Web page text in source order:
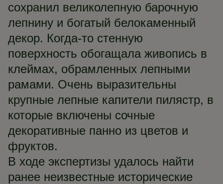
сохранил великолепную барочную
лепнину и богатый белокаменный
декор. Когда-то стенную
поверхность обогащала живопись в
клеймах, обрамленных лепными
рамами. Очень выразительны
крупные лепные капители пилястр, в
которые включены сочные
декоративные панно из цветов и
фруктов.
В ходе экспертизы удалось найти
ранее неизвестные исторические